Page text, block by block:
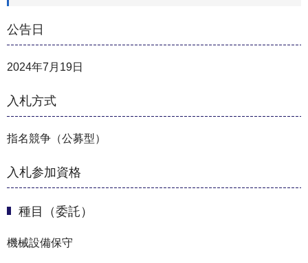
公告日
2024年7月19日
入札方式
指名競争（公募型）
入札参加資格
種目（委託）
機械設備保守